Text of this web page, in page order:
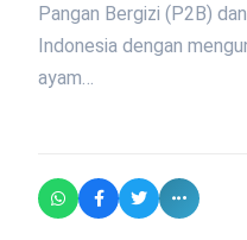
Pangan Bergizi (P2B)
Indonesia dengan
ayam…